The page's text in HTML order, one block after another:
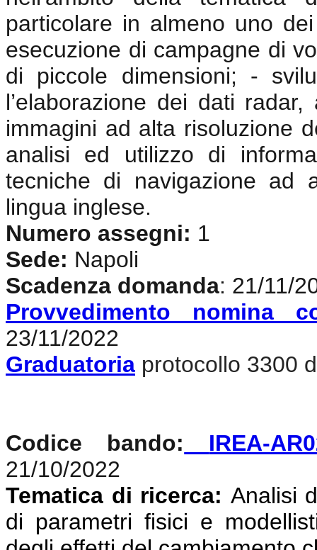
particolare in almeno uno
esecuzione di campagne di
di piccole dimensioni; -
l’elaborazione dei dati
immagini ad alta risoluzione
analisi ed utilizzo di
tecniche di navigazione ad
lingua inglese.
Numero assegni: 1
Sede: Napoli
Scadenza domanda: 21/11/
Provvedimento nomina
23/11/2022
Graduatoria protocollo 3300
Codice bando:
IREA-
21/10/2022
Tematica di ricerca: Analisi
di parametri fisici e